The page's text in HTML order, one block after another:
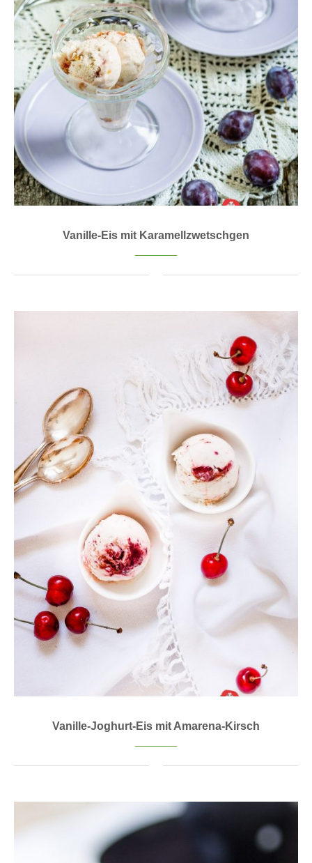
Vanille-Eis mit Karamellzwetschgen
Vanille-Joghurt-Eis mit Amarena-Kirsch